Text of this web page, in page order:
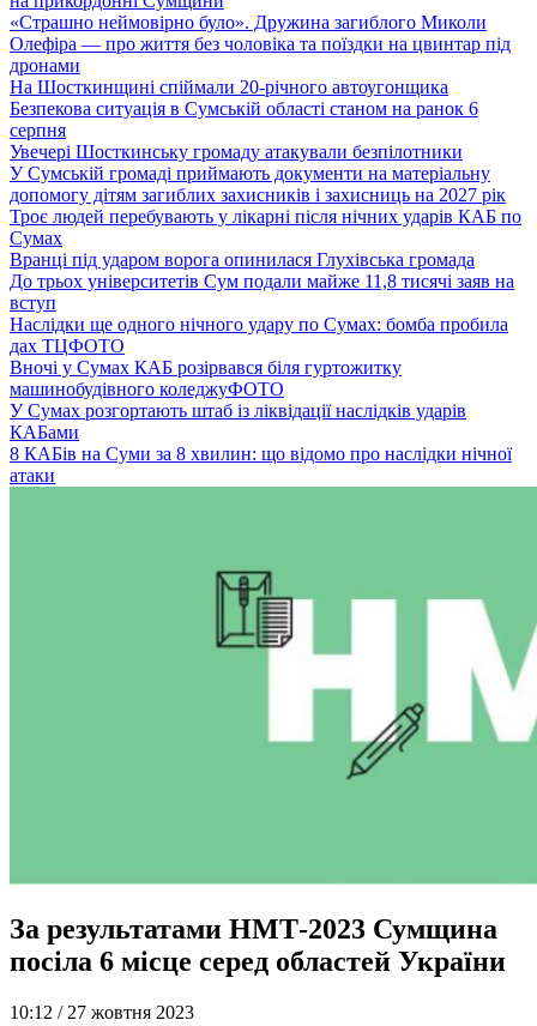
«Страшно неймовірно було». Дружина загиблого Миколи
Олефіра — про життя без чоловіка та поїздки на цвинтар під
дронами
На Шосткинщині спіймали 20-річного автоугонщика
Безпекова ситуація в Сумській області станом на ранок 6
серпня
Увечері Шосткинську громаду атакували безпілотники
У Сумській громаді приймають документи на матеріальну
допомогу дітям загиблих захисників і захисниць на 2027 рік
Троє людей перебувають у лікарні після нічних ударів КАБ по
Сумах
Вранці під ударом ворога опинилася Глухівська громада
До трьох університетів Сум подали майже 11,8 тисячі заяв на
вступ
Наслідки ще одного нічного удару по Сумах: бомба пробила
дах ТЦФОТО
Вночі у Сумах КАБ розірвався біля гуртожитку
машинобудівного коледжуФОТО
У Сумах розгортають штаб із ліквідації наслідків ударів
КАБами
8 КАБів на Суми за 8 хвилин: що відомо про наслідки нічної
атаки
За результатами НМТ-2023 Сумщина
посіла 6 місце серед областей України
10:12 / 27 жовтня 2023